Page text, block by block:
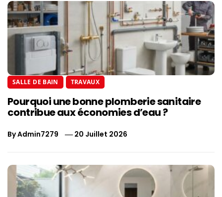
SALLE DE BAIN TRAVAUX
Pourquoi une bonne plomberie sanitaire
contribue aux économies d’eau ?
ByAdmin7279 20 Juillet 2026